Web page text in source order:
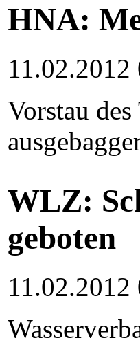
HNA:
11.02.2012
Vorstau
WLZ:
geboten
11.02.2012